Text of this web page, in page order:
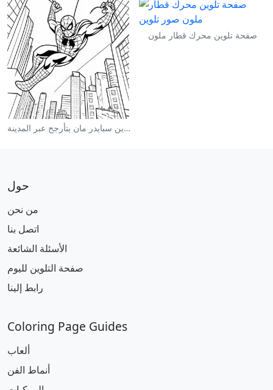
صفحة تلوين سبايدر مان يتأرجح عبر المدينة
صفحة تلوين محرك قطار ملون
حول
من نحن
اتصل بنا
الأسئلة الشائعة
صفحة التلوين لليوم
رابط إلينا
Coloring Page Guides
ألعاب
أنماط الفن